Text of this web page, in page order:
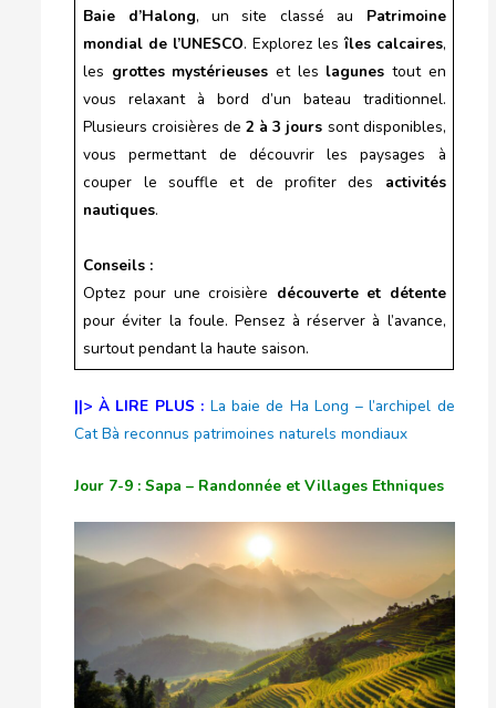
Baie d’Halong, un site classé au Patrimoine
mondial de l’UNESCO. Explorez les îles calcaires,
les grottes mystérieuses et les lagunes tout en
vous relaxant à bord d’un bateau traditionnel.
Plusieurs croisières de2 à 3 jours sont disponibles,
vous permettant de découvrir les paysages à
couper le souffle et de profiter des activités
nautiques.
Conseils :
Optez pour une croisière découverte et détente
pour éviter la foule. Pensez à réserver à l’avance,
surtout pendant la haute saison.
||> À LIRE PLUS : La baie de Ha Long – l’archipel de
Cat Bà reconnus patrimoines naturels mondiaux
Jour 7-9 : Sapa – Randonnée et Villages Ethniques